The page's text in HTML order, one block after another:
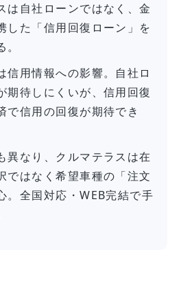
は自社ローンではなく、金
した「信用回復ローン」を
信用情報への影響。自社ロ
期待しにくいが、信用回復
で信用の回復が期待でき
異なり、クルマテラスは在
ではなく希望車種の「注文
。全国対応・WEB完結で手